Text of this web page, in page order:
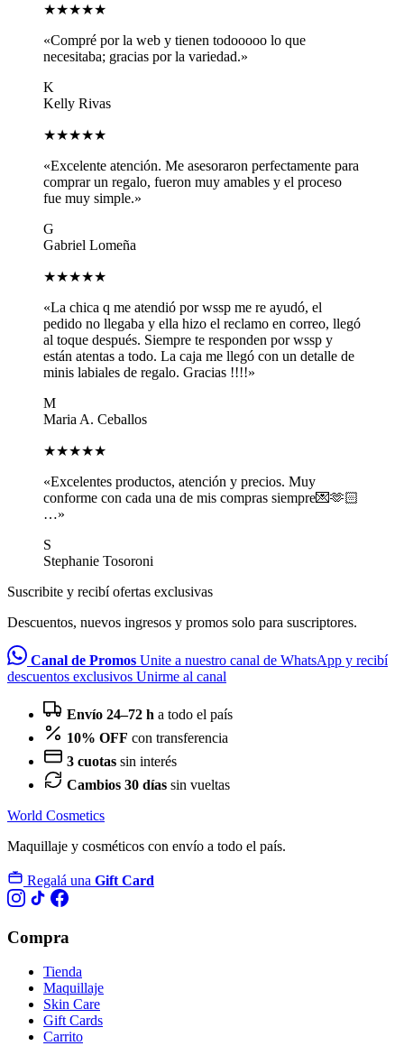
★★★★★
«Compré por la web y tienen todooooo lo que
necesitaba; gracias por la variedad.»
K
Kelly Rivas
★★★★★
«Excelente atención. Me asesoraron perfectamente para
comprar un regalo, fueron muy amables y el proceso
fue muy simple.»
G
Gabriel Lomeña
★★★★★
«La chica q me atendió por wssp me re ayudó, el
pedido no llegaba y ella hizo el reclamo en correo, llegó
al toque después. Siempre te responden por wssp y
están atentas a todo. La caja me llegó con un detalle de
minis labiales de regalo. Gracias !!!!»
M
Maria A. Ceballos
★★★★★
«Excelentes productos, atención y precios. Muy
conforme con cada una de mis compras siempre💌🫶🏻
…»
S
Stephanie Tosoroni
Suscribite y recibí ofertas exclusivas
Descuentos, nuevos ingresos y promos solo para suscriptores.
Canal de Promos Unite a nuestro canal de WhatsApp y recibí
descuentos exclusivos Unirme al canal
Envío 24–72 h a todo el país
10% OFF con transferencia
3 cuotas sin interés
Cambios 30 días sin vueltas
World Cosmetics
Maquillaje y cosméticos con envío a todo el país.
Regalá una Gift Card
Compra
Tienda
Maquillaje
Skin Care
Gift Cards
Carrito